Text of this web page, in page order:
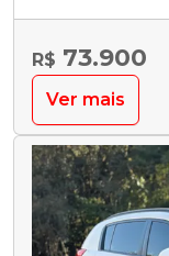
R$ 73.900
Ver mais